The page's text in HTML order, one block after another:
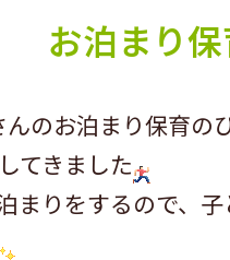
お泊まり
のお泊まり保育の
てきました
まりをするので、